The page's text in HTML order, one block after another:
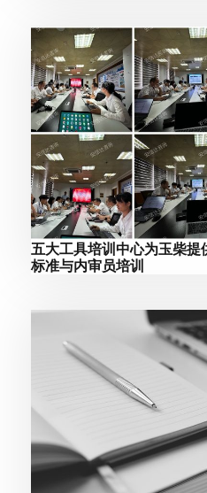
五大工具培训中心为玉柴
标准与内审员培训